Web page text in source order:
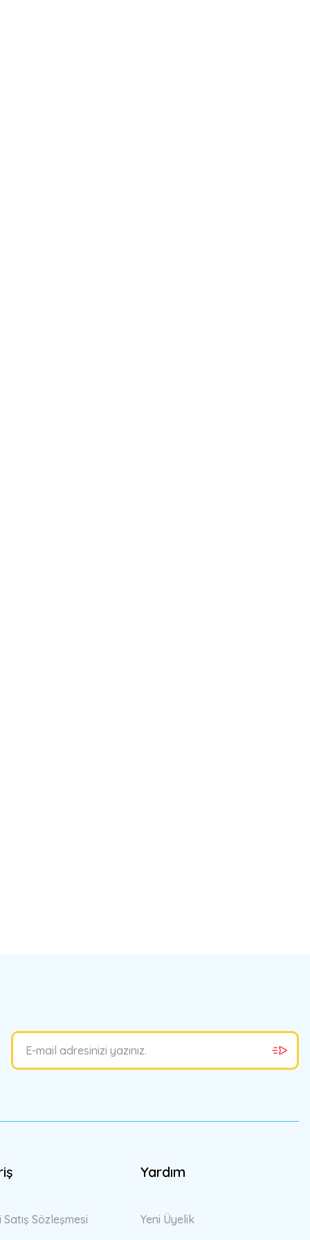
Sözleşmesi
Yardım
Yeni Üyelik